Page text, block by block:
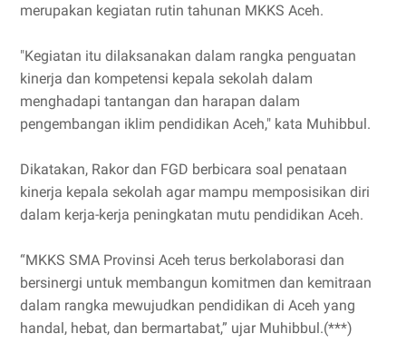
merupakan kegiatan rutin tahunan MKKS Aceh.
"Kegiatan itu dilaksanakan dalam rangka penguatan
kinerja dan kompetensi kepala sekolah dalam
menghadapi tantangan dan harapan dalam
pengembangan iklim pendidikan Aceh," kata Muhibbul.
Dikatakan, Rakor dan FGD berbicara soal penataan
kinerja kepala sekolah agar mampu memposisikan diri
dalam kerja-kerja peningkatan mutu pendidikan Aceh.
“MKKS SMA Provinsi Aceh terus berkolaborasi dan
bersinergi untuk membangun komitmen dan kemitraan
dalam rangka mewujudkan pendidikan di Aceh yang
handal, hebat, dan bermartabat,” ujar Muhibbul.(***)